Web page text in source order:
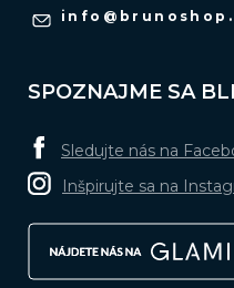
info @
SPOZNAJME SA
Sledujte nás na
Inšpirujte sa na